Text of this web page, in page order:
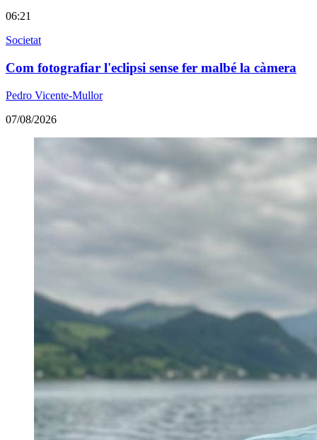
06:21
Societat
Com fotografiar l'eclipsi sense fer malbé la càmera
Pedro Vicente-Mullor
07/08/2026